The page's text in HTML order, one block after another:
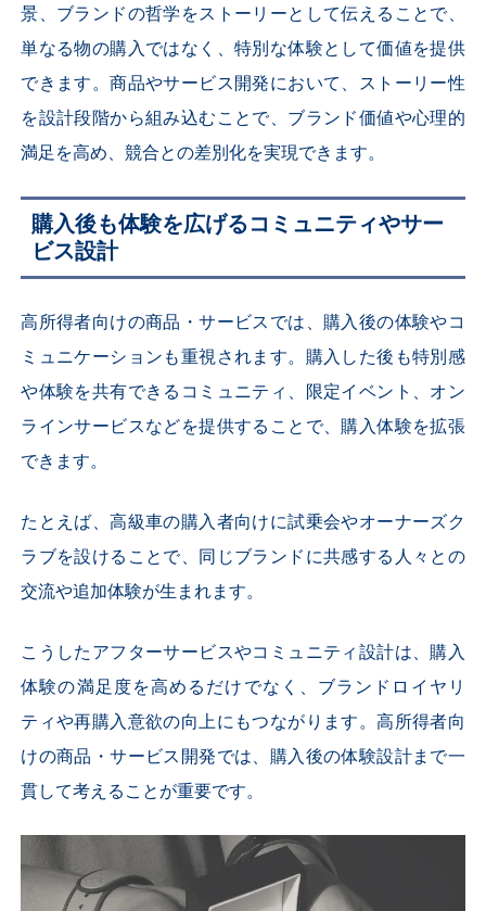
景、ブランドの哲学をストーリーとして伝えることで、
単なる物の購入ではなく、特別な体験として価値を提供
できます。商品やサービス開発において、ストーリー性
を設計段階から組み込むことで、ブランド価値や心理的
満足を高め、競合との差別化を実現できます。
購入後も体験を広げるコミュニティやサー
ビス設計
高所得者向けの商品・サービスでは、購入後の体験やコ
ミュニケーションも重視されます。購入した後も特別感
や体験を共有できるコミュニティ、限定イベント、オン
ラインサービスなどを提供することで、購入体験を拡張
できます。
たとえば、高級車の購入者向けに試乗会やオーナーズク
ラブを設けることで、同じブランドに共感する人々との
交流や追加体験が生まれます。
こうしたアフターサービスやコミュニティ設計は、購入
体験の満足度を高めるだけでなく、ブランドロイヤリ
ティや再購入意欲の向上にもつながります。高所得者向
けの商品・サービス開発では、購入後の体験設計まで一
貫して考えることが重要です。